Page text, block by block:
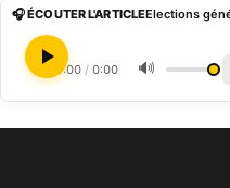
🎧 ÉCOUTER L'ARTICLE
0:00 / 0:00 🔊